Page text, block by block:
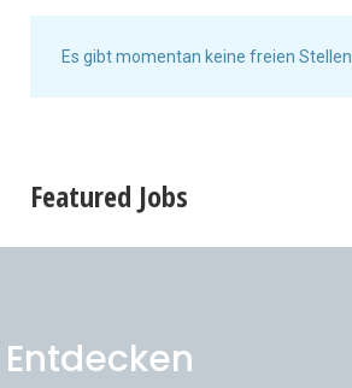
Es gibt momentan keine freien Stellen.
Featured Jobs
Entdecken